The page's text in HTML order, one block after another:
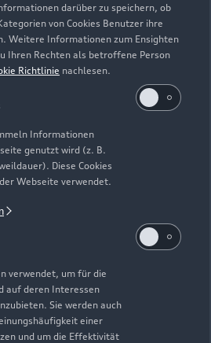
darüber zu speichern, ob
von Cookies Benutzer ihre
Weitere Informationen zum Ensighten
Ihren Rechten als betroffene Person
Richtlinie nachlesen.
Informationen
genutzt wird (z. B.
Diese Cookies
Webseite verwendet.
verwendet, um für die
auf deren Interessen
Sie werden auch
einer
und um die Effektivität
intensiven Reinigung und
Kunstleder.
Eindruck.